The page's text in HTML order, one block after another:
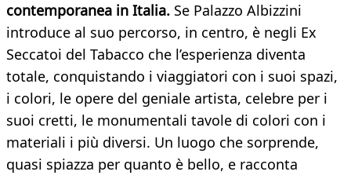
contemporanea in Italia. Se Palazzo Albizzini
introduce al suo percorso, in centro, è negli Ex
Seccatoi del Tabacco che l’esperienza diventa
totale, conquistando i viaggiatori con i suoi spazi,
i colori, le opere del geniale artista, celebre per i
suoi cretti, le monumentali tavole di colori con i
materiali i più diversi. Un luogo che sorprende,
quasi spiazza per quanto è bello, e racconta